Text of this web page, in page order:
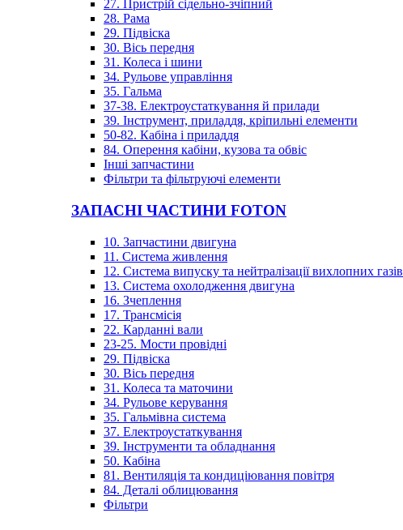
27. Пристрій сідельно-зчіпний
28. Рама
29. Підвіска
30. Вісь передня
31. Колеса і шини
34. Рульове управління
35. Гальма
37-38. Електроустаткування й прилади
39. Інструмент, приладдя, кріпильні елементи
50-82. Кабіна і приладдя
84. Оперення кабіни, кузова та обвіс
Інші запчастини
Фільтри та фільтруючі елементи
ЗАПАСНІ ЧАСТИНИ FOTON
10. Запчастини двигуна
11. Система живлення
12. Система випуску та нейтралізації вихлопних газів
13. Система охолодження двигуна
16. Зчеплення
17. Трансмісія
22. Карданні вали
23-25. Мости провідні
29. Підвіска
30. Вісь передня
31. Колеса та маточини
34. Рульове керування
35. Гальмівна система
37. Електроустаткування
39. Інструменти та обладнання
50. Кабіна
81. Вентиляція та кондиціювання повітря
84. Деталі облицювання
Фільтри